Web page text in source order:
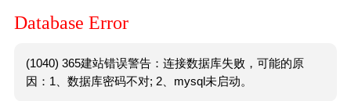
Database Error
(1040) 365建站错误警告：连接数据库失败，可能的原
因：1、数据库密码不对; 2、mysql未启动。